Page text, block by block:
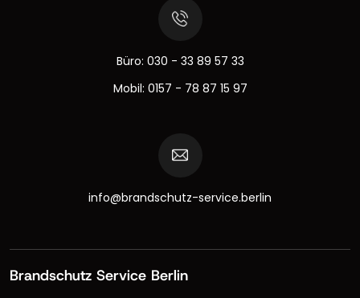
Büro: 030 - 33 89 57 33
Mobil: 0157 - 78 87 15 97
info@brandschutz-service.berlin
Brandschutz Service Berlin